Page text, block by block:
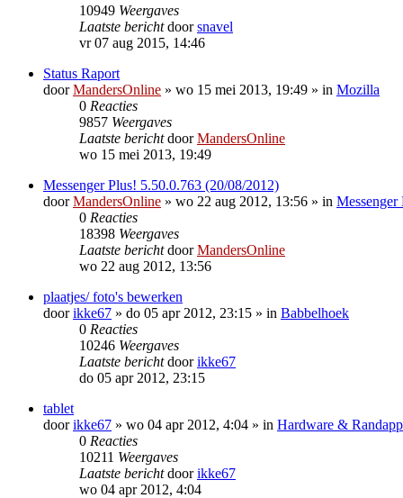
10949 Weergaves
Laatste berichtdoorsnavel
vr 07 aug 2015, 14:46
Status Raport
doorMandersOnline » wo 15 mei 2013, 19:49 » in Mozilla
0 Reacties
9857 Weergaves
Laatste berichtdoorMandersOnline
wo 15 mei 2013, 19:49
Messenger Plus! 5.50.0.763 (20/08/2012)
doorMandersOnline » wo 22 aug 2012, 13:56 » in
0 Reacties
18398 Weergaves
Laatste berichtdoorMandersOnline
wo 22 aug 2012, 13:56
plaatjes/ foto's bewerken
doorikke67 » do 05 apr 2012, 23:15 » in Babbelhoek
0 Reacties
10246 Weergaves
Laatste berichtdoorikke67
do 05 apr 2012, 23:15
tablet
doorikke67 » wo 04 apr 2012, 4:04 » in Hardware &
0 Reacties
10211 Weergaves
Laatste berichtdoorikke67
wo 04 apr 2012, 4:04